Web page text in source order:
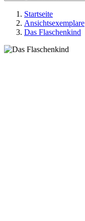
Startseite
Ansichtsexemplare
Das Flaschenkind